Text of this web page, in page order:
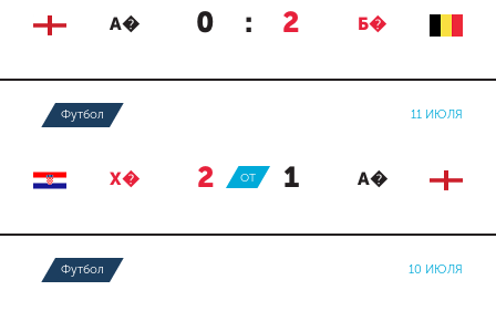
А� 0 : 2 Б�
Футбол 11 ИЮЛЯ
Х� 2 : 1 А�
ОТ
Футбол 10 ИЮЛЯ